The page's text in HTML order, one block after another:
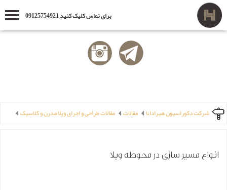
برای تماس کلیک کنید 09125754921
شرکت دکوراسیون هیرادانا مقالات مقالات طراحی و اجرای ویلا مدرن و کلاسیک
انواع مسیر سازی در محوطه ویلا